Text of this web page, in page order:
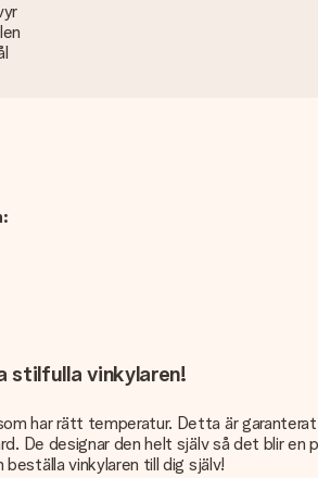
stilfulla vinkylaren!
har rätt temperatur. Detta är
De designar den helt själv så det blir
vinkylaren till dig själv!